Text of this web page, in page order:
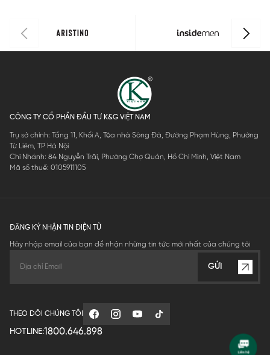
CÔNG TY CỔ PHẦN ĐẦU TƯ K&G VIỆT NAM
Trụ sở chính: Tầng 11, Khối A, Tòa nhà Sông Đà, Đường Phạm Hùng, Phường
Từ Liêm, TP Hà Nội
Chi Nhánh: 84 Nguyễn Trãi, Phường Chợ Quán, Hồ Chí Minh, Việt Nam
Mã số thuế: 0105911105
ĐĂNG KÝ NHẬN TIN ĐIỆN TỬ
Hãy nhập email của bạn để nhận những tin tức mới nhất của chúng tôi
GỬI
THEO DÕI CHÚNG TÔI
HOTLINE:1800.646.898